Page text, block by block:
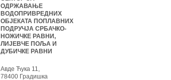
ОДРЖАВАЊЕ
ВОДОПРИВРЕДНИХ
ОБЈЕКАТА ПОПЛАВНИХ
ПОДРУЧЈА СРБАЧКО-
НОЖИЧКЕ РАВНИ,
ЛИЈЕВЧЕ ПОЉА И
ДУБИЧКЕ РАВНИ
Авде Ћука 11,
78400 Градишка